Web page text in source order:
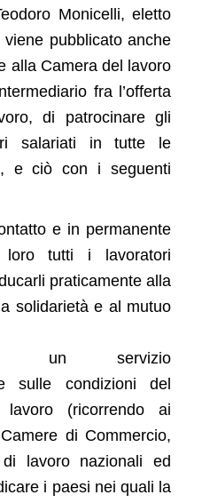
Monicelli, eletto
viene pubblicato anche
alla Camera del lavoro
fra l’offerta
di patrocinare gli
salariati in tutte le
e ciò con i seguenti
e in permanente
loro tutti i lavoratori
praticamente alla
solidarietà e al mutuo
un servizio
sulle condizioni del
(ricorrendo ai
di Commercio,
lavoro nazionali ed
i paesi nei quali la